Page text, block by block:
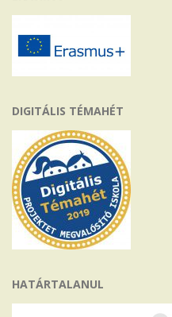
DIGITÁLIS TÉMAHÉT
HATÁRTALANUL